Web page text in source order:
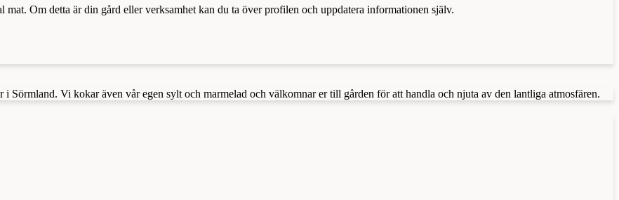
Om detta är din gård eller verksamhet kan du ta över profilen och uppdatera informationen själv.
Sörmland. Vi kokar även vår egen sylt och marmelad och välkomnar er till gården för att handla och njuta av den lantliga atmosfären.